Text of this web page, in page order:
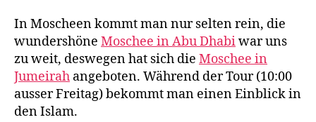
In Moscheen kommt man nur selten rein, die
wundershöne Moschee in Abu Dhabiwar uns
zu weit, deswegen hat sich die Moschee in
Jumeirah angeboten. Während der Tour (10:00
ausser Freitag) bekommt man einen Einblick in
den Islam.